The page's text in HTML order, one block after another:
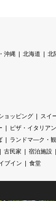
沖縄 北海道 北
ョッピング スイ
ピザ・イタリアン
ランドマ―ク・
古民家 宿泊施設
ブイン
食堂